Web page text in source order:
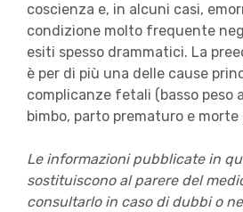
coscienza e, in alcuni casi,
condizione molto frequente
esiti spesso drammatici. La
è per di più una delle cause
complicanze fetali (basso peso
bimbo, parto prematuro e
Le informazioni pubblicate in
sostituiscono al parere del
consultarlo in caso di dubbi o